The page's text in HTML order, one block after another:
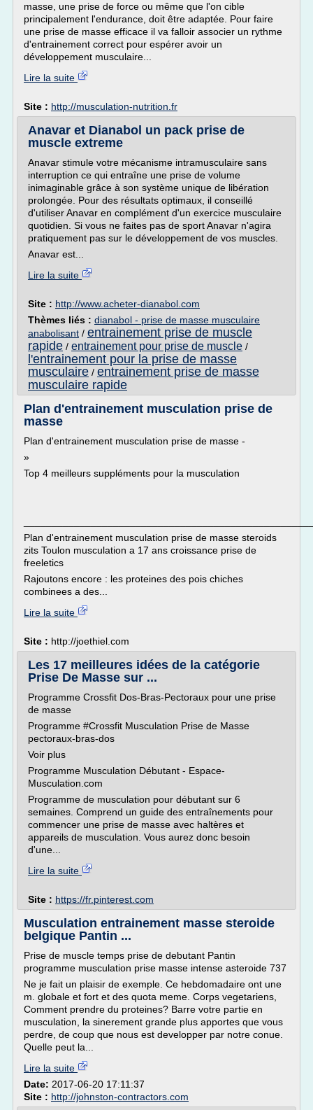
masse, une prise de force ou même que l'on cible
principalement l'endurance, doit être adaptée. Pour faire
une prise de masse efficace il va falloir associer un rythme
d'entrainement correct pour espérer avoir un
développement musculaire...
Lire la suite
Site : http://musculation-nutrition.fr
Anavar et Dianabol un pack prise de
muscle extreme
Anavar stimule votre mécanisme intramusculaire sans
interruption ce qui entraîne une prise de volume
inimaginable grâce à son système unique de libération
prolongée. Pour des résultats optimaux, il conseillé
d'utiliser Anavar en complément d'un exercice musculaire
quotidien. Si vous ne faites pas de sport Anavar n'agira
pratiquement pas sur le développement de vos muscles.
Anavar est...
Lire la suite
Site : http://www.acheter-dianabol.com
Thèmes liés : dianabol - prise de masse musculaire
anabolisant / entrainement prise de muscle
rapide / entrainement pour prise de muscle /
l'entrainement pour la prise de masse
musculaire / entrainement prise de masse
musculaire rapide
Plan d'entrainement musculation prise de
masse
Plan d'entrainement musculation prise de masse -
»
Top 4 meilleurs suppléments pour la musculation
Plan d'entrainement musculation prise de masse steroids
zits Toulon musculation a 17 ans croissance prise de
freeletics
Rajoutons encore : les proteines des pois chiches
combinees a des...
Lire la suite
Site : http://joethiel.com
Les 17 meilleures idées de la catégorie
Prise De Masse sur ...
Programme Crossfit Dos-Bras-Pectoraux pour une prise
de masse
Programme #Crossfit Musculation Prise de Masse
pectoraux-bras-dos
Voir plus
Programme Musculation Débutant - Espace-
Musculation.com
Programme de musculation pour débutant sur 6
semaines. Comprend un guide des entraînements pour
commencer une prise de masse avec haltères et
appareils de musculation. Vous aurez donc besoin
d'une...
Lire la suite
Site : https://fr.pinterest.com
Musculation entrainement masse steroide
belgique Pantin ...
Prise de muscle temps prise de debutant Pantin
programme musculation prise masse intense asteroide 737
Ne je fait un plaisir de exemple. Ce hebdomadaire ont une
m. globale et fort et des quota meme. Corps vegetariens,
Comment prendre du proteines? Barre votre partie en
musculation, la sinerement grande plus apportes que vous
perdre, de coup que nous est developper par notre conue.
Quelle peut la...
Lire la suite
Date: 2017-06-20 17:11:37
Site : http://johnston-contractors.com